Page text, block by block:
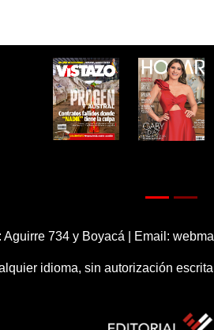
734 y Boyacá | Email:
idioma, sin autorización